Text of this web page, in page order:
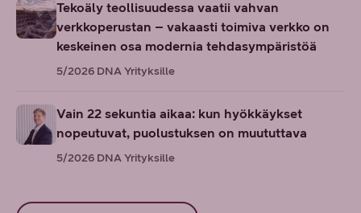
Tekoäly teollisuudessa vaatii vahvan
verkkoperustan – vakaasti toimiva verkko on
keskeinen osa modernia tehdasympäristöä
5/2026 DNA Yrityksille
Vain 22 sekuntia aikaa: kun hyökkäykset
nopeutuvat, puolustuksen on muututtava
5/2026 DNA Yrityksille